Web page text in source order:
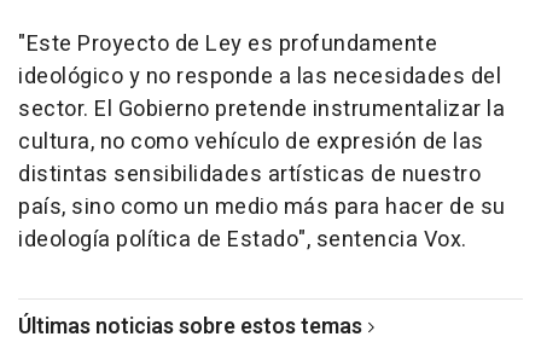
"Este Proyecto de Ley es profundamente
ideológico y no responde a las necesidades del
sector. El Gobierno pretende instrumentalizar la
cultura, no como vehículo de expresión de las
distintas sensibilidades artísticas de nuestro
país, sino como un medio más para hacer de su
ideología política de Estado", sentencia Vox.
Últimas noticias sobre estos temas